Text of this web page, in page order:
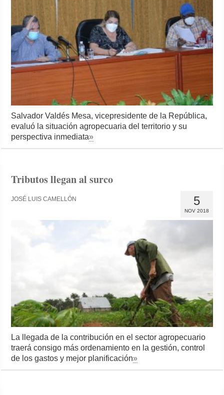
Salvador Valdés Mesa, vicepresidente de la República,
evaluó la situación agropecuaria del territorio y su
perspectiva inmediata»
Tributos llegan al surco
5
NOV 2018
JOSÉ LUIS CAMELLÓN
La llegada de la contribución en el sector agropecuario
traerá consigo más ordenamiento en la gestión, control
de los gastos y mejor planificación»